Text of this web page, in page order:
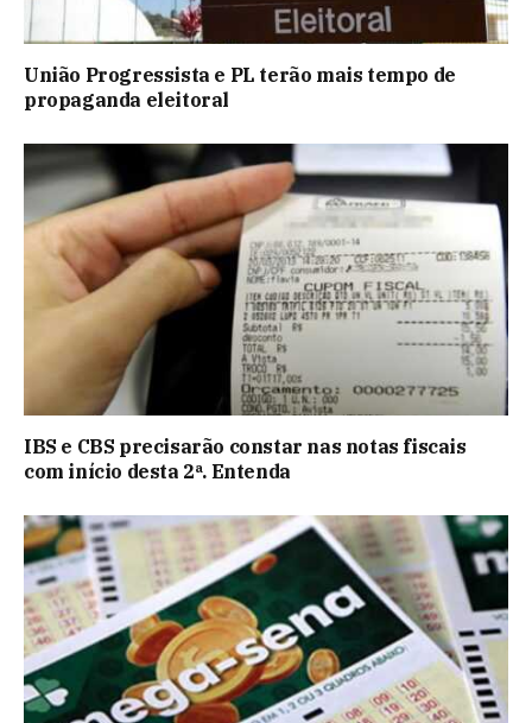
União Progressista e PL terão mais tempo de
propaganda eleitoral
IBS e CBS precisarão constar nas notas fiscais
com início desta 2ª. Entenda